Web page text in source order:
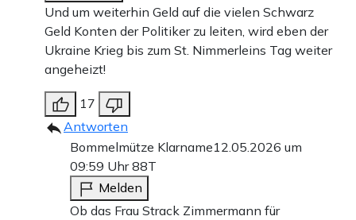
Und um weiterhin Geld auf die vielen Schwarz
Geld Konten der Politiker zu leiten, wird eben der
Ukraine Krieg bis zum St. Nimmerleins Tag weiter
angeheizt!
17
Antworten
Bommelmütze Klarname12.05.2026 um
09:59 Uhr88T
Melden
Ob das Frau Strack Zimmermann für